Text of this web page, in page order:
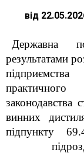
від
Державна
законодавства
винних
підпункту